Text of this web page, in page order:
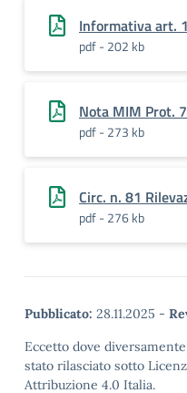
Informativa art.
pdf - 202 kb
Nota MIM Prot.
pdf - 273 kb
Circ. n. 81
pdf - 276 kb
Pubblicato: 28.11.2025 -
Eccetto dove
stato rilasciato sotto
Attribuzione 4.0 Italia.